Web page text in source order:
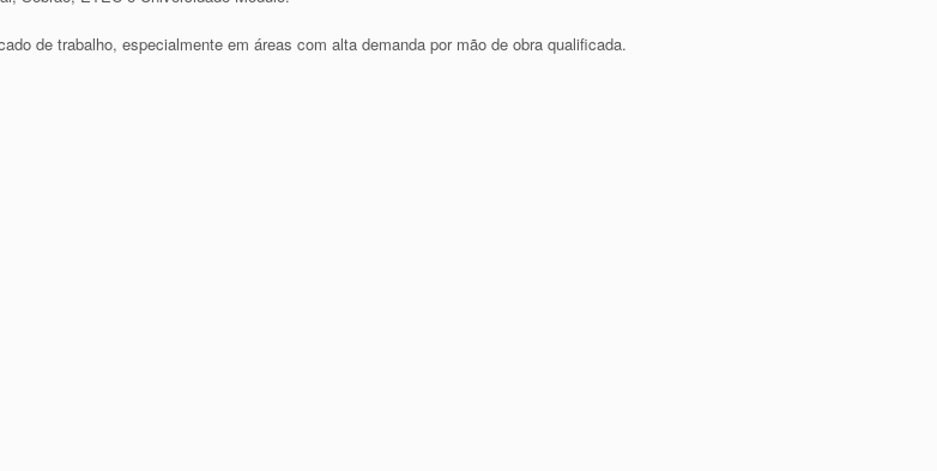
de trabalho, especialmente em áreas com alta demanda por mão de obra qualificada.